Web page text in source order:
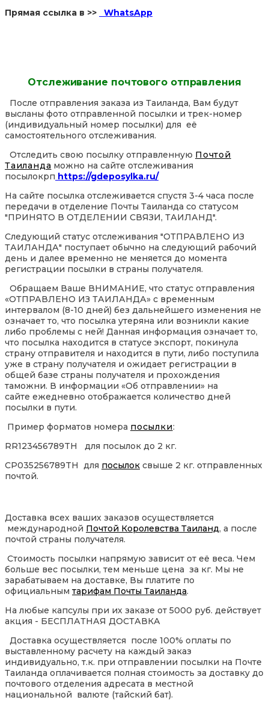
Прямая ссылка в >>
WhatsApp
Отслеживание почтового отправления
После отправления заказа из Таиланда, Вам будут
высланы фото отправленной посылки и трек-номер
(индивидуальный номер посылки) для её
самостоятельного отслеживания.
Отследить свою посылку отправленную Почтой
Таиланда можно на сайте отслеживания
посылокрп https://gdeposylka.ru/
На сайте посылка отслеживается спустя 3-4 часа после
передачи в отделение Почты Таиланда со статусом
"ПРИНЯТО В ОТДЕЛЕНИИ СВЯЗИ, ТАИЛАНД".
Следующий статус отслеживания "ОТПРАВЛЕНО ИЗ
ТАИЛАНДА" поступает обычно на следующий рабочий
день и далее временно не меняется до момента
регистрации посылки в страны получателя.
Обращаем Ваше ВНИМАНИЕ, что статус отправления
«ОТПРАВЛЕНО ИЗ ТАИЛАНДА» с временным
интервалом (8-10 дней) без дальнейшего изменения не
означает то, что посылка утеряна или возникли какие
либо проблемы с ней! Данная информация означает то,
что посылка находится в статусе экспорт, покинула
страну отправителя и находится в пути, либо поступила
уже в страну получателя и ожидает регистрации в
общей базе страны получателя и прохождения
таможни. В информации «Об отправлении» на
сайте ежедневно отображается количество дней
посылки в пути.
Пример форматов номера посылки:
RR123456789TH для посылок до 2 кг.
CP035256789TH для посылок свыше 2 кг. отправленных
почтой.
Доставка всех ваших заказов осуществляется
международной Почтой Королевства Таиланд, а после
почтой страны получателя.
Стоимость посылки напрямую зависит от её веса. Чем
больше вес посылки, тем меньше цена за кг. Мы не
зарабатываем на доставке, Вы платите по
официальным тарифам Почты Таиланда.
На любые капсулы при их заказе от 5000 руб. действует
акция - БЕСПЛАТНАЯ ДОСТАВКА
Доставка осуществляется после 100% оплаты по
выставленному расчету на каждый заказ
индивидуально, т.к. при отправлении посылки на Почте
Таиланда оплачивается полная стоимость за доставку до
почтового отделения адресата в местной
национальной валюте (тайский бат).